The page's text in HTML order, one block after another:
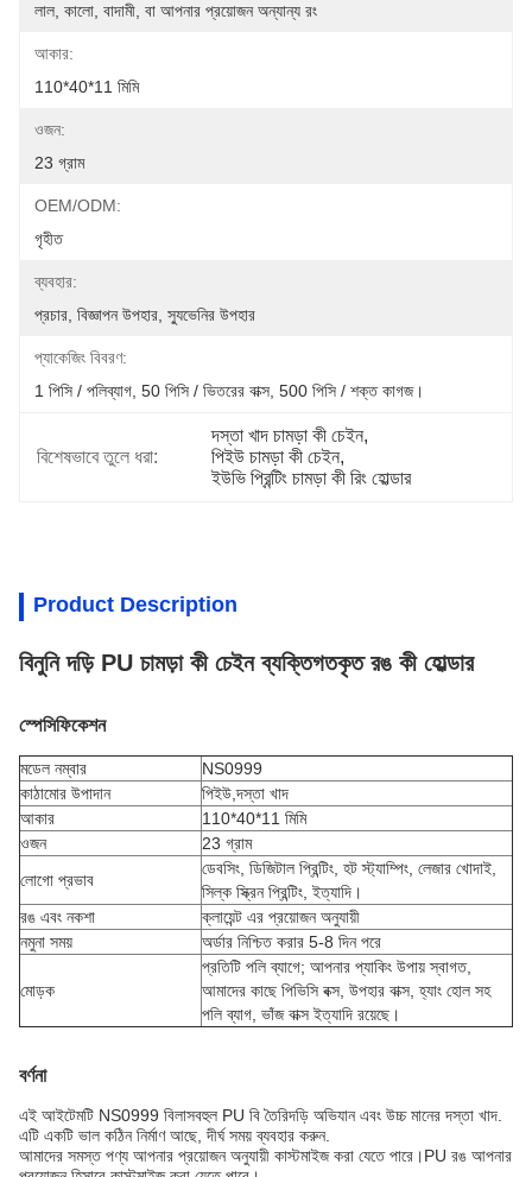
লাল, কালো, বাদামী, বা আপনার প্রয়োজন অন্যান্য রং
আকার:
110*40*11 মিমি
ওজন:
23 গ্রাম
OEM/ODM:
গৃহীত
ব্যবহার:
প্রচার, বিজ্ঞাপন উপহার, স্যুভেনির উপহার
প্যাকেজিং বিবরণ:
1 পিসি / পলিব্যাগ, 50 পিসি / ভিতরের বাক্স, 500 পিসি / শক্ত কাগজ।
বিশেষভাবে তুলে ধরা:
দস্তা খাদ চামড়া কী চেইন,
পিইউ চামড়া কী চেইন,
ইউভি প্রিন্টিং চামড়া কী রিং হোল্ডার
Product Description
বিনুনি দড়ি PU চামড়া কী চেইন ব্যক্তিগতকৃত রঙ কী হোল্ডার
স্পেসিফিকেশন
মডেল নম্বার
NS0999
কাঠামোর উপাদান
পিইউ,দস্তা খাদ
আকার
110*40*11 মিমি
ওজন
23 গ্রাম
লোগো প্রভাব
ডেবসিং, ডিজিটাল প্রিন্টিং, হট স্ট্যাম্পিং, লেজার খোদাই,
সিল্ক স্ক্রিন প্রিন্টিং, ইত্যাদি।
রঙ এবং নকশা
ক্লায়েন্ট এর প্রয়োজন অনুযায়ী
নমুনা সময়
অর্ডার নিশ্চিত করার 5-8 দিন পরে
মোড়ক
প্রতিটি পলি ব্যাগে; আপনার প্যাকিং উপায় স্বাগত,
আমাদের কাছে পিভিসি বক্স, উপহার বাক্স, হ্যাং হোল সহ
পলি ব্যাগ, ভাঁজ বাক্স ইত্যাদি রয়েছে।
বর্ণনা
এই আইটেমটি NS0999 বিলাসবহুল PU বি তৈরিদড়ি অভিযানএবং উচ্চ মানের দস্তা খাদ.
এটি একটি ভাল কঠিন নির্মাণ আছে, দীর্ঘ সময় ব্যবহার করুন.
আমাদের সমস্ত পণ্য আপনার প্রয়োজন অনুযায়ী কাস্টমাইজ করা যেতে পারে।PU রঙ আপনার